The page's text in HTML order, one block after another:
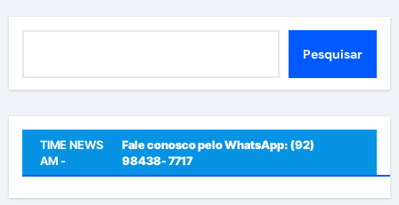
Pesquisar
TIME NEWS
AM -
Fale conosco pelo WhatsApp: (92)
98438- 7717